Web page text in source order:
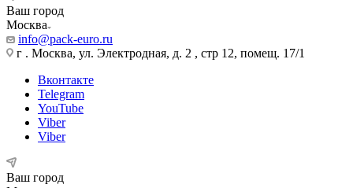
Ваш город
Москва
info@pack-euro.ru
г . Москва, ул. Электродная, д. 2 , стр 12, помещ. 17/1
Вконтакте
Telegram
YouTube
Viber
Viber
Ваш город